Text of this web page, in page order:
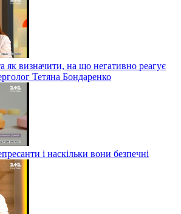
як визначити, на що негативно реагує
Тетяна Бондаренко
і наскільки вони безпечні